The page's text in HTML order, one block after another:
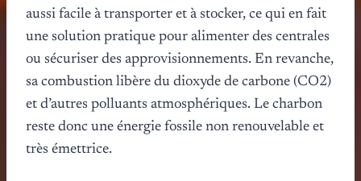
aussi facile à transporter et à stocker, ce qui en fait
une solution pratique pour alimenter des centrales
ou sécuriser des approvisionnements. En revanche,
sa combustion libère du dioxyde de carbone (CO2)
et d’autres polluants atmosphériques. Le charbon
reste donc une énergie fossile non renouvelable et
très émettrice.